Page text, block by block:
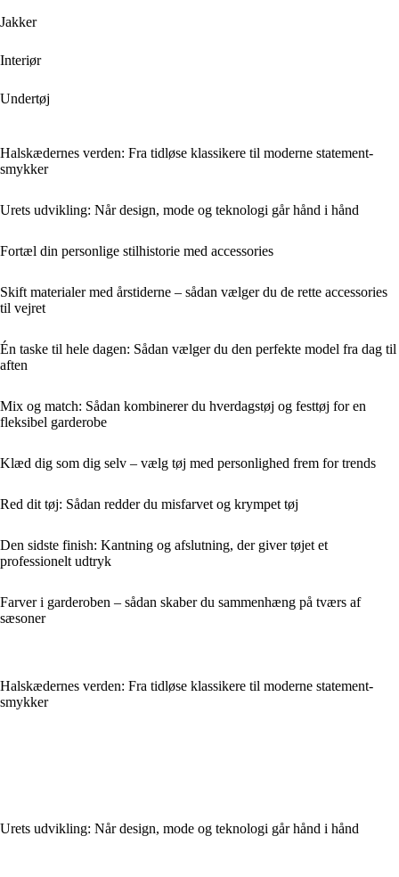
Jakker
Interiør
Undertøj
Halskædernes verden: Fra tidløse klassikere til moderne statement-
smykker
Urets udvikling: Når design, mode og teknologi går hånd i hånd
Fortæl din personlige stilhistorie med accessories
Skift materialer med årstiderne – sådan vælger du de rette accessories
til vejret
Én taske til hele dagen: Sådan vælger du den perfekte model fra dag til
aften
Mix og match: Sådan kombinerer du hverdagstøj og festtøj for en
fleksibel garderobe
Klæd dig som dig selv – vælg tøj med personlighed frem for trends
Red dit tøj: Sådan redder du misfarvet og krympet tøj
Den sidste finish: Kantning og afslutning, der giver tøjet et
professionelt udtryk
Farver i garderoben – sådan skaber du sammenhæng på tværs af
sæsoner
Halskædernes verden: Fra tidløse klassikere til moderne statement-
smykker
Urets udvikling: Når design, mode og teknologi går hånd i hånd